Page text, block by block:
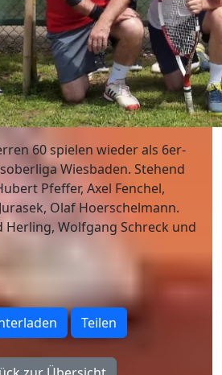
60 spielen wieder als 6er-
Wiesbaden. Stehend
Pfeffer, Axel Fenchel,
Olaf Hoerschelmann.
Herling, Wolfgang Schreck und
Teilen